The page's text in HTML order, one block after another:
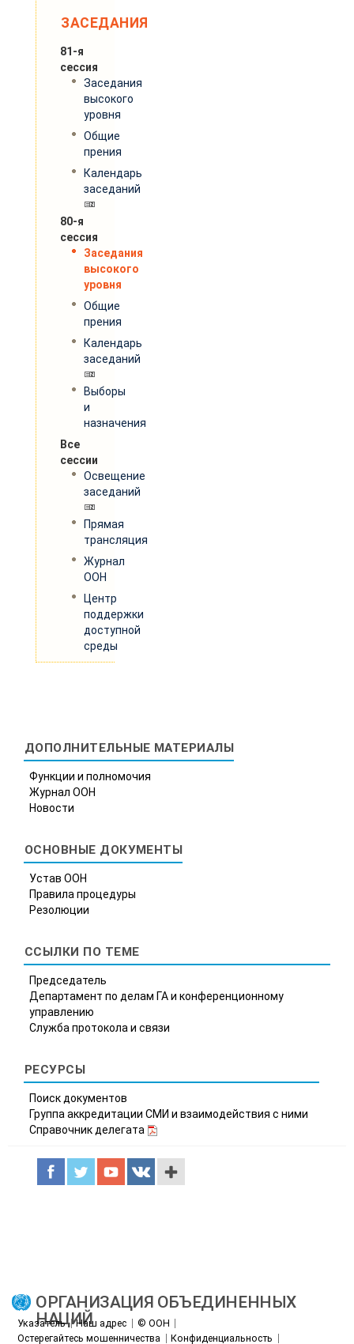
ЗАСЕДАНИЯ
81-я
сессия
Заседания
высокого
уровня
Общие
прения
Календарь
заседаний
80-я
сессия
Заседания
высокого
уровня
Общие
прения
Календарь
заседаний
Выборы
и
назначения
Все
сессии
Освещение
заседаний
Прямая
трансляция
Журнал
ООН
Центр
поддержки
доступной
среды
ДОПОЛНИТЕЛЬНЫЕ МАТЕРИАЛЫ
Функции и полномочия
Журнал ООН
Новости
ОСНОВНЫЕ ДОКУМЕНТЫ
Устав ООН
Правила процедуры
Резолюции
ССЫЛКИ ПО ТЕМЕ
Председатель
Департамент по делам ГА и конференционному
управлению
Служба протокола и связи
РЕСУРСЫ
Поиск документов
Группа аккредитации СМИ и взаимодействия с ними
Справочник делегата
ОРГАНИЗАЦИЯ ОБЪЕДИНЕННЫХ
НАЦИЙ
Указатель Наш адрес
© ООН
Остерегайтесь мошенничества
Конфиденциальность